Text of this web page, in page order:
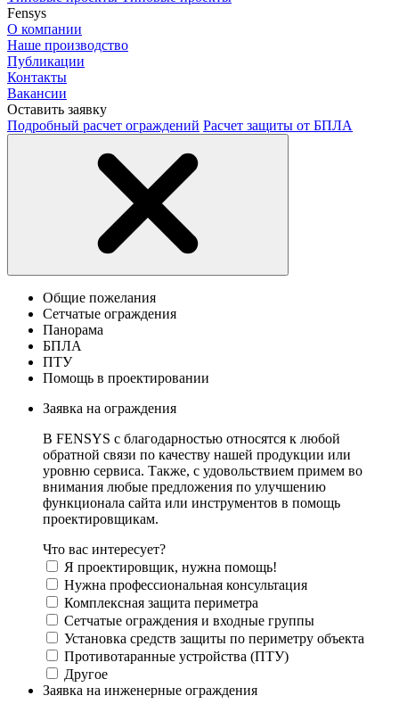
Fensys
О компании
Наше производство
Публикации
Контакты
Вакансии
Оставить заявку
Подробный расчет ограждений Расчет защиты от БПЛА
Общие пожелания
Сетчатые ограждения
Панорама
БПЛА
ПТУ
Помощь в проектировании
Заявка на ограждения
В FENSYS с благодарностью относятся к любой
обратной связи по качеству нашей продукции или
уровню сервиса. Также, с удовольствием примем во
внимания любые предложения по улучшению
функционала сайта или инструментов в помощь
проектировщикам.
Что вас интересует?
Я проектировщик, нужна помощь!
Нужна профессиональная консультация
Комплексная защита периметра
Сетчатые ограждения и входные группы
Установка средств защиты по периметру объекта
Противотаранные устройства (ПТУ)
Другое
Заявка на инженерные ограждения